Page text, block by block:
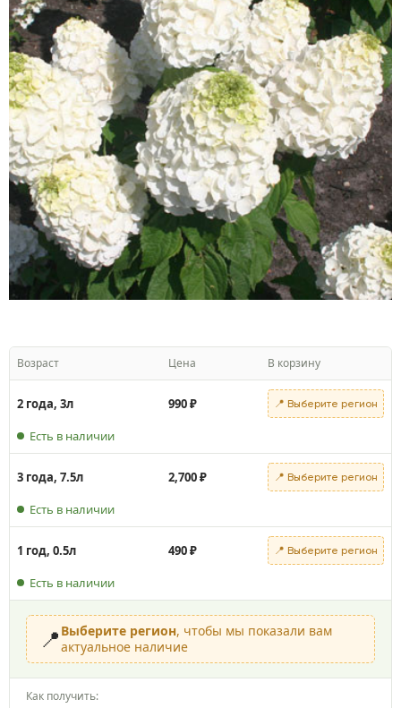
Возраст Цена В корзину
2 года, 3л 990₽ 📍 Выберите регион
Есть в наличии
3 года, 7.5л 2,700₽ 📍 Выберите регион
Есть в наличии
1 год, 0.5л 490₽ 📍 Выберите регион
Есть в наличии
📍 Выберите регион, чтобы мы показали вам
актуальное наличие
Как получить: